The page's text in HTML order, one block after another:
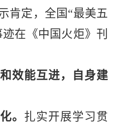
肯定，全国 “最美五
在《中国火炬》刊
效能互进，自身建
。 扎实开展学习贯